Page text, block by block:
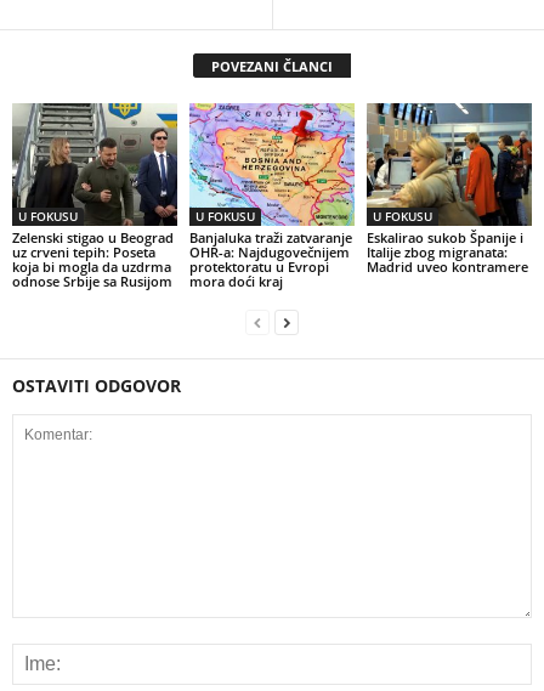
POVEZANI ČLANCI
U FOKUSU
Zelenski stigao u Beograd
uz crveni tepih: Poseta
koja bi mogla da uzdrma
odnose Srbije sa Rusijom
U FOKUSU
Banjaluka traži zatvaranje
OHR-a: Najdugovečnijem
protektoratu u Evropi
mora doći kraj
U FOKUSU
Eskalirao sukob Španije i
Italije zbog migranata:
Madrid uveo kontramere
OSTAVITI ODGOVOR